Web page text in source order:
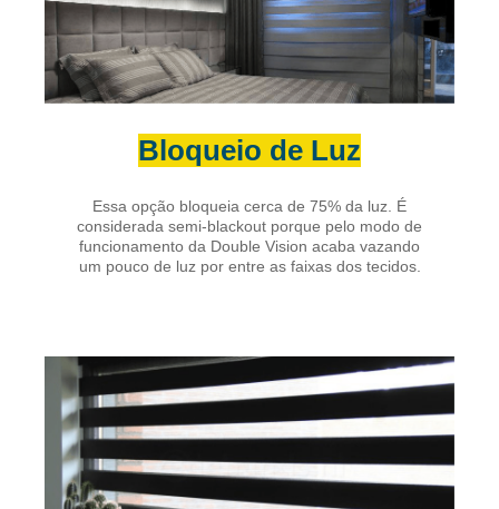
Bloqueio de Luz
Essa opção bloqueia cerca de 75% da luz. É
considerada semi-blackout porque pelo modo de
funcionamento da Double Vision acaba vazando
um pouco de luz por entre as faixas dos tecidos.